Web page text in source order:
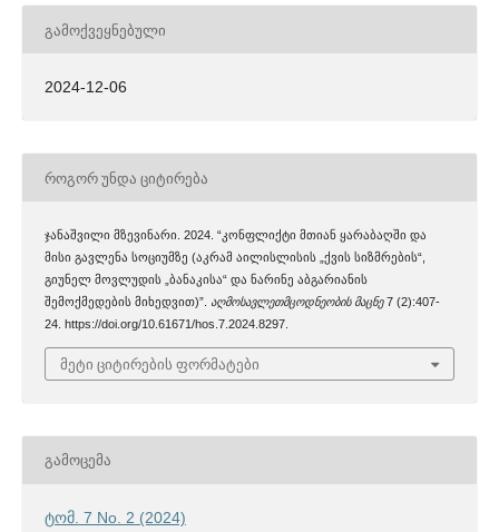
ᲒᲐᲛᲝᲥᲕᲔᲧᲜᲔᲑᲣᲚᲘ
2024-12-06
ᲠᲝᲒᲝᲠ ᲣᲜᲓᲐ ᲪᲘᲢᲘᲠᲔᲑᲐ
ჯანაშვილი მზევინარი. 2024. “კონფლიქტი მთიან ყარაბაღში და
მისი გავლენა სოციუმზე (აკრამ აილისლისის „ქვის სიზმრების“,
გიუნელ მოვლუდის „ბანაკისა“ და ნარინე აბგარიანის
შემოქმედების მიხედვით)”. აღმოსავლეთმცოდნეობის მაცნე7 (2):407-
24. https://doi.org/10.61671/hos.7.2024.8297.
მეტი ციტირების ფორმატები
ᲒᲐᲛᲝᲪᲔᲛᲐ
ტომ. 7 No. 2 (2024)